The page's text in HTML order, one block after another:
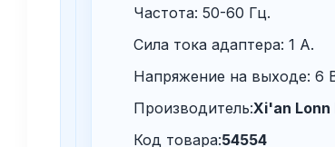
Частота: 50-60 Гц.
Сила тока адаптера: 1 А.
Напряжение на выходе: 6
Производитель:Xi'an Lonn
Код товара:54554